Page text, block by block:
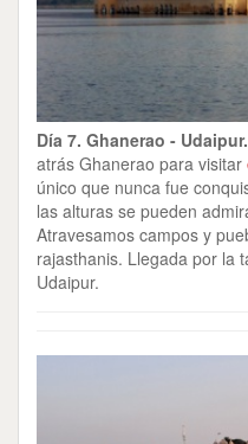
Día 7. Ghanerao -
atrás Ghanerao para visitar
único que nunca fue
las alturas se pueden
Atravesamos campos y
rajasthanis. Llegada por la
Udaipur.